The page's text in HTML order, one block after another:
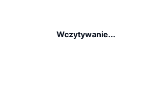
Wczytywanie...